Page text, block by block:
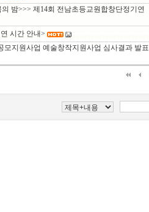
밤>>> 제14회 전남초등교원합창단정기연
시간 안내>
모지원사업 예술창작지원사업 심사결과 발표